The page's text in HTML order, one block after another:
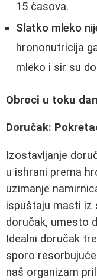
15 časova.
Slatko mleko
hrononutricija
mleko i sir su
Obroci u toku
Doručak:
Izostavljanje
u ishrani prema
uzimanje
ispuštaju masti iz
doručak, umesto
Idealni doručak
sporo
naš organizam